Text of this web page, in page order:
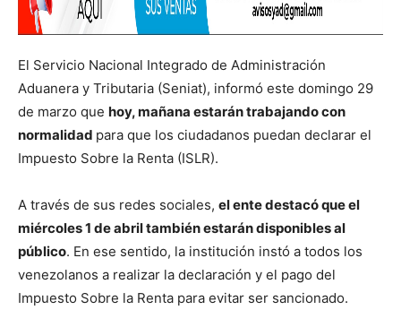
El Servicio Nacional Integrado de Administración
Aduanera y Tributaria (Seniat), informó este domingo 29
de marzo que hoy, mañana estarán trabajando con
normalidad para que los ciudadanos puedan declarar el
Impuesto Sobre la Renta (ISLR).
A través de sus redes sociales, el ente destacó que el
miércoles 1 de abril también estarán disponibles al
público. En ese sentido, la institución instó a todos los
venezolanos a realizar la declaración y el pago del
Impuesto Sobre la Renta para evitar ser sancionado.